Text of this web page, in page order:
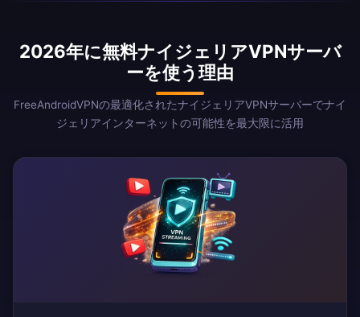
2026年に無料ナイジェリアVPNサーバ
ーを使う理由
FreeAndroidVPNの最適化されたナイジェリアVPNサーバーでナイ
ジェリアインターネットの可能性を最大限に活用